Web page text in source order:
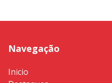
Navegação
Inicio